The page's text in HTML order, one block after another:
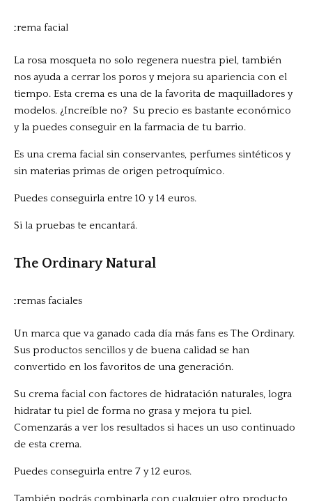
La rosa mosqueta no solo regenera nuestra piel, también
nos ayuda a cerrar los poros y mejora su apariencia con el
tiempo. Esta crema es una de la favorita de maquilladores y
modelos. ¿Increíble no? Su precio es bastante económico
y la puedes conseguir en la farmacia de tu barrio.
Es una crema facial sin conservantes, perfumes sintéticos y
sin materias primas de origen petroquímico.
Puedes conseguirla entre 10 y 14 euros.
Si la pruebas te encantará.
The Ordinary Natural
Un marca que va ganado cada día más fans es The Ordinary.
Sus productos sencillos y de buena calidad se han
convertido en los favoritos de una generación.
Su crema facial con factores de hidratación naturales, logra
hidratar tu piel de forma no grasa y mejora tu piel.
Comenzarás a ver los resultados si haces un uso continuado
de esta crema.
Puedes conseguirla entre 7 y 12 euros.
También podrás combinarla con cualquier otro producto